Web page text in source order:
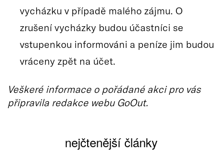
vycházku v případě malého zájmu. O
zrušení vycházky budou účastníci se
vstupenkou informováni a peníze jim budou
vráceny zpět na účet.
Veškeré informace o pořádané akci pro vás
připravila redakce webu GoOut.
nejčtenější články